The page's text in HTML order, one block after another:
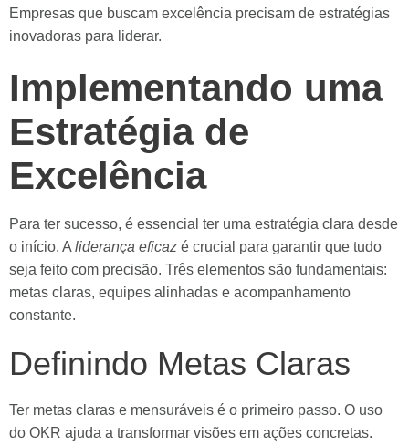
Empresas que buscam excelência precisam de estratégias
inovadoras para liderar.
Implementando uma
Estratégia de
Excelência
Para ter sucesso, é essencial ter uma estratégia clara desde
o início. A liderança eficaz é crucial para garantir que tudo
seja feito com precisão. Três elementos são fundamentais:
metas claras, equipes alinhadas e acompanhamento
constante.
Definindo Metas Claras
Ter metas claras e mensuráveis é o primeiro passo. O uso
do OKR ajuda a transformar visões em ações concretas.